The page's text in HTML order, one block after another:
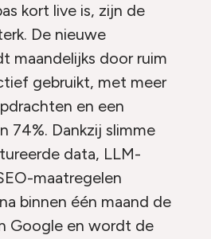
kort live is, zijn de
De nieuwe
maandelijks door ruim
gebruikt, met meer
en een
74%. Dankzij slimme
data, LLM-
maatregelen
binnen één maand de
Google en wordt de